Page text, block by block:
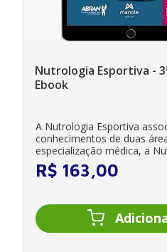
Nutrologia Esportiva -
Ebook
A Nutrologia Esportiva
conhecimentos de duas
especialização médica, a
Medicina do Exe...
R$ 163,00